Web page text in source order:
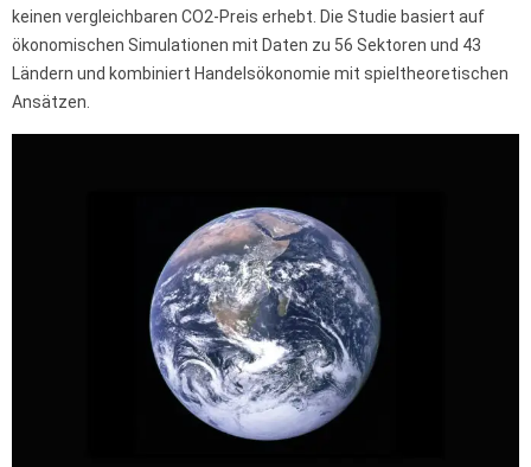
keinen vergleichbaren CO2-Preis erhebt. Die Studie basiert auf
ökonomischen Simulationen mit Daten zu 56 Sektoren und 43
Ländern und kombiniert Handelsökonomie mit spieltheoretischen
Ansätzen.